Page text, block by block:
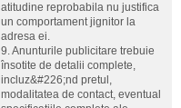
atitudine reprobabila nu justifica
un comportament jignitor la
adresa ei.
9. Anunturile publicitare trebuie
însotite de detalii complete,
incluz&#226;nd pretul,
modalitatea de contact, eventual